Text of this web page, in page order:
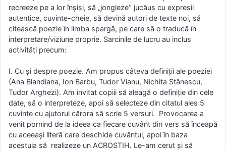
recreeze pe a lor înșiși, să „jongleze’’ jucăuș cu expresii
autentice, cuvinte-cheie, să devină autori de texte noi, să
citească poezie în limba spargă, pe care să o traducă în
interpretare/viziune proprie. Sarcinile de lucru au inclus
activități precum:
I. Cu și despre poezie. Am propus câteva definiții ale poeziei
(Ana Blandiana, Ion Barbu, Tudor Vianu, Nichita Stănescu,
Tudor Arghezi). Am invitat copiii să aleagă o definiție din cele
date, să o interpreteze, apoi să selecteze din citatul ales 5
cuvinte cu ajutorul cărora să scrie 5 versuri. Provocarea a
venit pornind de la ideea ca fiecare cuvânt din vers să înceapă
cu aceeași literă care deschide cuvântul, apoi în baza
acestuia să realizeze un ACROSTIH. Le-am cerut și să